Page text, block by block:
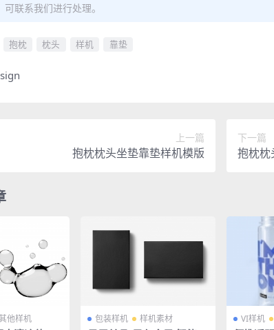
可联系我们进行处理。
抱枕 枕头 样机 靠垫
上一篇
抱枕枕头坐垫靠垫样机模版
下一篇
抱枕枕
他样机 包装样机 样机素材 VI样机